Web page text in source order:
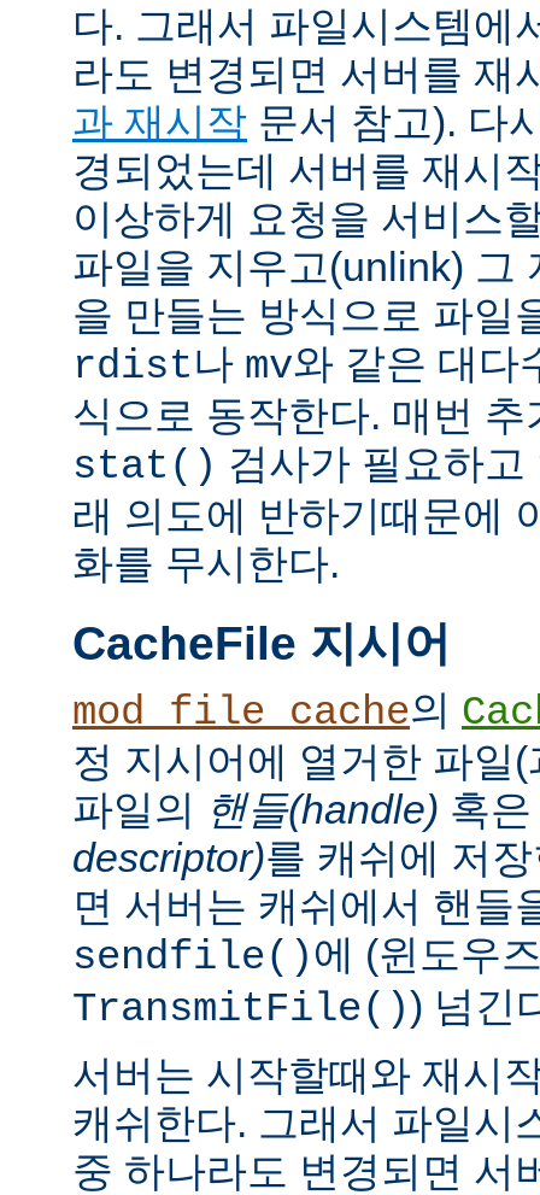
다. 그래서 파일시스템에
라도 변경되면 서버를 재
과 재시작 문서 참고). 다
경되었는데 서버를 재시
이상하게 요청을 서비스
파일을 지우고(unlink) 그
을 만들는 방식으로 파일
rdist나 mv와 같은 대다
식으로 동작한다. 매번
stat() 검사가 필요하
래 의도에 반하기때문에
화를 무시한다.
CacheFile 지시어
mod_file_cache의
정 지시어에 열거한 파일
파일의 핸들(handle) 혹
descriptor)를 캐쉬에 저
면 서버는 캐쉬에서 핸들
sendfile()에 (윈도우
TransmitFile()) 넘긴
서버는 시작할때와 재시
캐쉬한다. 그래서 파일시
중 하나라도 변경되면 서